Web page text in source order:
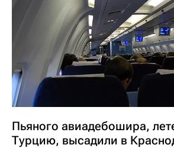
Пьяного авиадебошира,
Турцию, высадили в